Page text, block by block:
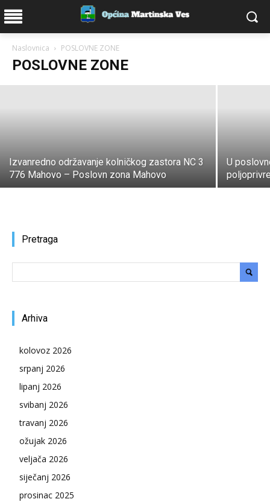
Naslovnica POSLOVNE ZONE
POSLOVNE ZONE
Gradnjom solarne mega elektrane
općina Martinska Ves postaje bogatija
za 60%
Općina Martinska Ves - 1. svibnja 2021.
Izvanredno održavanje kolničkog zastora NC 3
776 Mahovo – Poslovn zona Mahovo
U
Pretraga
Arhiva
kolovoz 2026
srpanj 2026
lipanj 2026
svibanj 2026
travanj 2026
ožujak 2026
veljača 2026
siječanj 2026
prosinac 2025